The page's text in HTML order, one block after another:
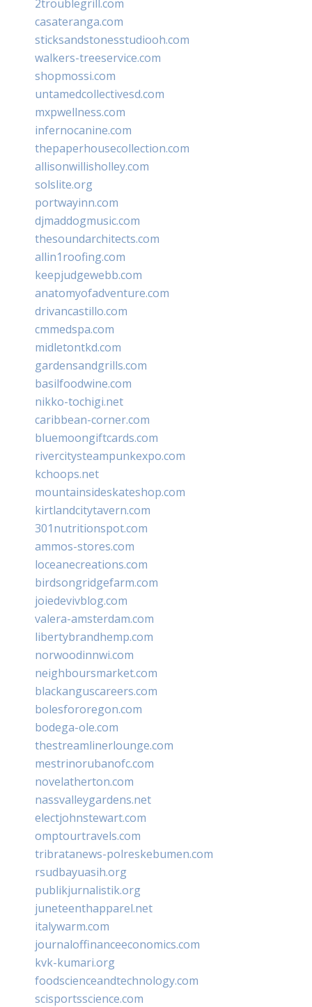
2troublegrill.com
casateranga.com
sticksandstonesstudiooh.com
walkers-treeservice.com
shopmossi.com
untamedcollectivesd.com
mxpwellness.com
infernocanine.com
thepaperhousecollection.com
allisonwillisholley.com
solslite.org
portwayinn.com
djmaddogmusic.com
thesoundarchitects.com
allin1roofing.com
keepjudgewebb.com
anatomyofadventure.com
drivancastillo.com
cmmedspa.com
midletontkd.com
gardensandgrills.com
basilfoodwine.com
nikko-tochigi.net
caribbean-corner.com
bluemoongiftcards.com
rivercitysteampunkexpo.com
kchoops.net
mountainsideskateshop.com
kirtlandcitytavern.com
301nutritionspot.com
ammos-stores.com
loceanecreations.com
birdsongridgefarm.com
joiedevivblog.com
valera-amsterdam.com
libertybrandhemp.com
norwoodinnwi.com
neighboursmarket.com
blackanguscareers.com
bolesfororegon.com
bodega-ole.com
thestreamlinerlounge.com
mestrinorubanofc.com
novelatherton.com
nassvalleygardens.net
electjohnstewart.com
omptourtravels.com
tribratanews-polreskebumen.com
rsudbayuasih.org
publikjurnalistik.org
juneteenthapparel.net
italywarm.com
journaloffinanceeconomics.com
kvk-kumari.org
foodscienceandtechnology.com
scisportsscience.com